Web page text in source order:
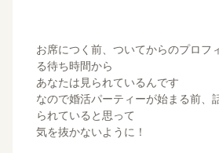
お席につく前、ついてからのプロフ
る待ち時間から
あなたは見られているんです
なので婚活パーティーが始まる前、
られていると思って
気を抜かないように！